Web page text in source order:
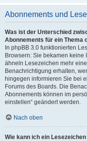
Abonnements und
Was ist der Unterschied
Abonnements für ein Thema
In phpBB 3.0 funktionierten
Browsern: Sie bekamen
ähneln Lesezeichen mehr
Benachrichtigung erhalten,
hingegen informieren Sie bei
Forums des Boards. Die
Abonnements können im
einstellen“ geändert werden.
Nach oben
Wie kann ich ein